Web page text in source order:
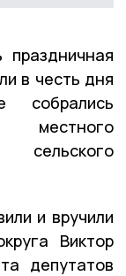
праздничная
в честь дня
местного
сельского
и вручили
Виктор
депутатов